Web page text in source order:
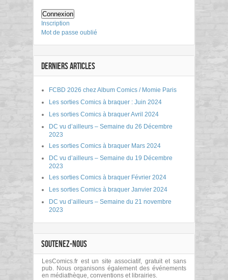
Connexion
Inscription
Mot de passe oublié
DERNIERS ARTICLES
FCBD 2026 chez Album Comics / Momie Paris
Les sorties Comics à braquer : Juin 2024
Les sorties Comics à braquer Avril 2024
DC vu d’ailleurs – Semaine du 26 Décembre
2023
Les sorties Comics à braquer Mars 2024
DC vu d’ailleurs – Semaine du 19 Décembre
2023
Les sorties Comics à braquer Février 2024
Les sorties Comics à braquer Janvier 2024
DC vu d’ailleurs – Semaine du 21 novembre
2023
SOUTENEZ-NOUS
LesComics.fr est un site associatif, gratuit et sans
pub. Nous organisons également des événements
en médiathèque, conventions et librairies.